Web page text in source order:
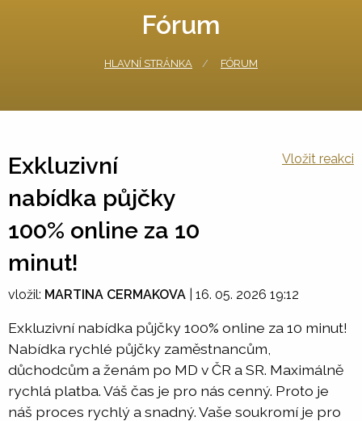
Fórum
HLAVNÍ STRÁNKA FÓRUM
Exkluzivní
nabídka půjčky
100% online za 10
minut!
Vložit reakci
vložil: MARTINA CERMAKOVA 16. 05. 2026 19:12
Exkluzivní nabídka půjčky 100% online za 10 minut!
Nabídka rychlé půjčky zaměstnancům,
důchodcům a ženám po MD v ČR a SR. Maximálně
rychlá platba. Váš čas je pro nás cenný. Proto je
náš proces rychlý a snadný. Vaše soukromí je pro